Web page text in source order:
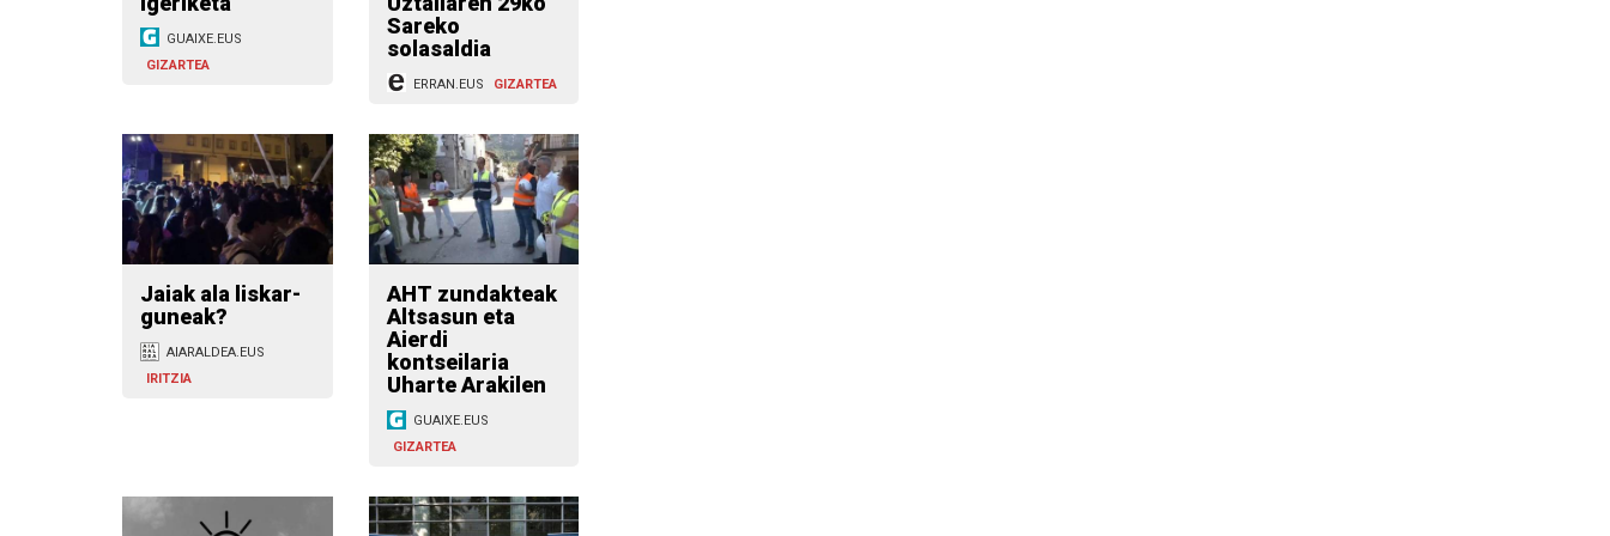
GUAIXE.EUS
GIZARTEA
Sareko
solasaldia
ERRAN.EUS GIZARTEA
Jaiak ala liskar-
guneak?
AIARALDEA.EUS
IRITZIA
AHT zundakteak
Altsasun eta
Aierdi
kontseilaria
Uharte Arakilen
GUAIXE.EUS
GIZARTEA